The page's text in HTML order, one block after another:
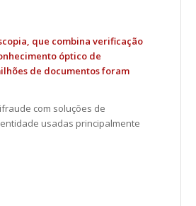
que combina verificação
óptico de
de documentos foram
com soluções de
usadas principalmente